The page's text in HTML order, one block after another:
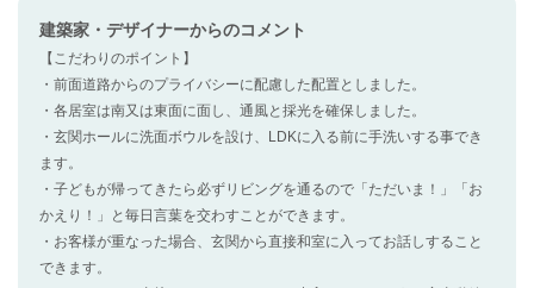
建築家・デザイナーからのコメント
【こだわりのポイント】
・前面道路からのプライバシーに配慮した配置としました。
・各居室は南又は東面に面し、通風と採光を確保しました。
・玄関ホールに洗面ボウルを設け、LDKに入る前に手洗いする事でき
ます。
・子どもが帰ってきたら必ずリビングを通るので「ただいま！」「お
かえり！」と毎日言葉を交わすことができます。
・お客様が重なった場合、玄関から直接和室に入ってお話しすること
できます。